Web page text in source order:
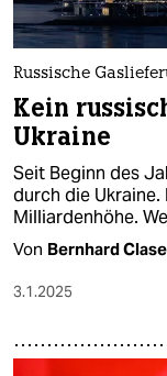
Russische
Kein
Ukraine
Seit Beginn des
durch die Ukraine.
Milliardenhöhe.
Von Bernhard
3.1.2025